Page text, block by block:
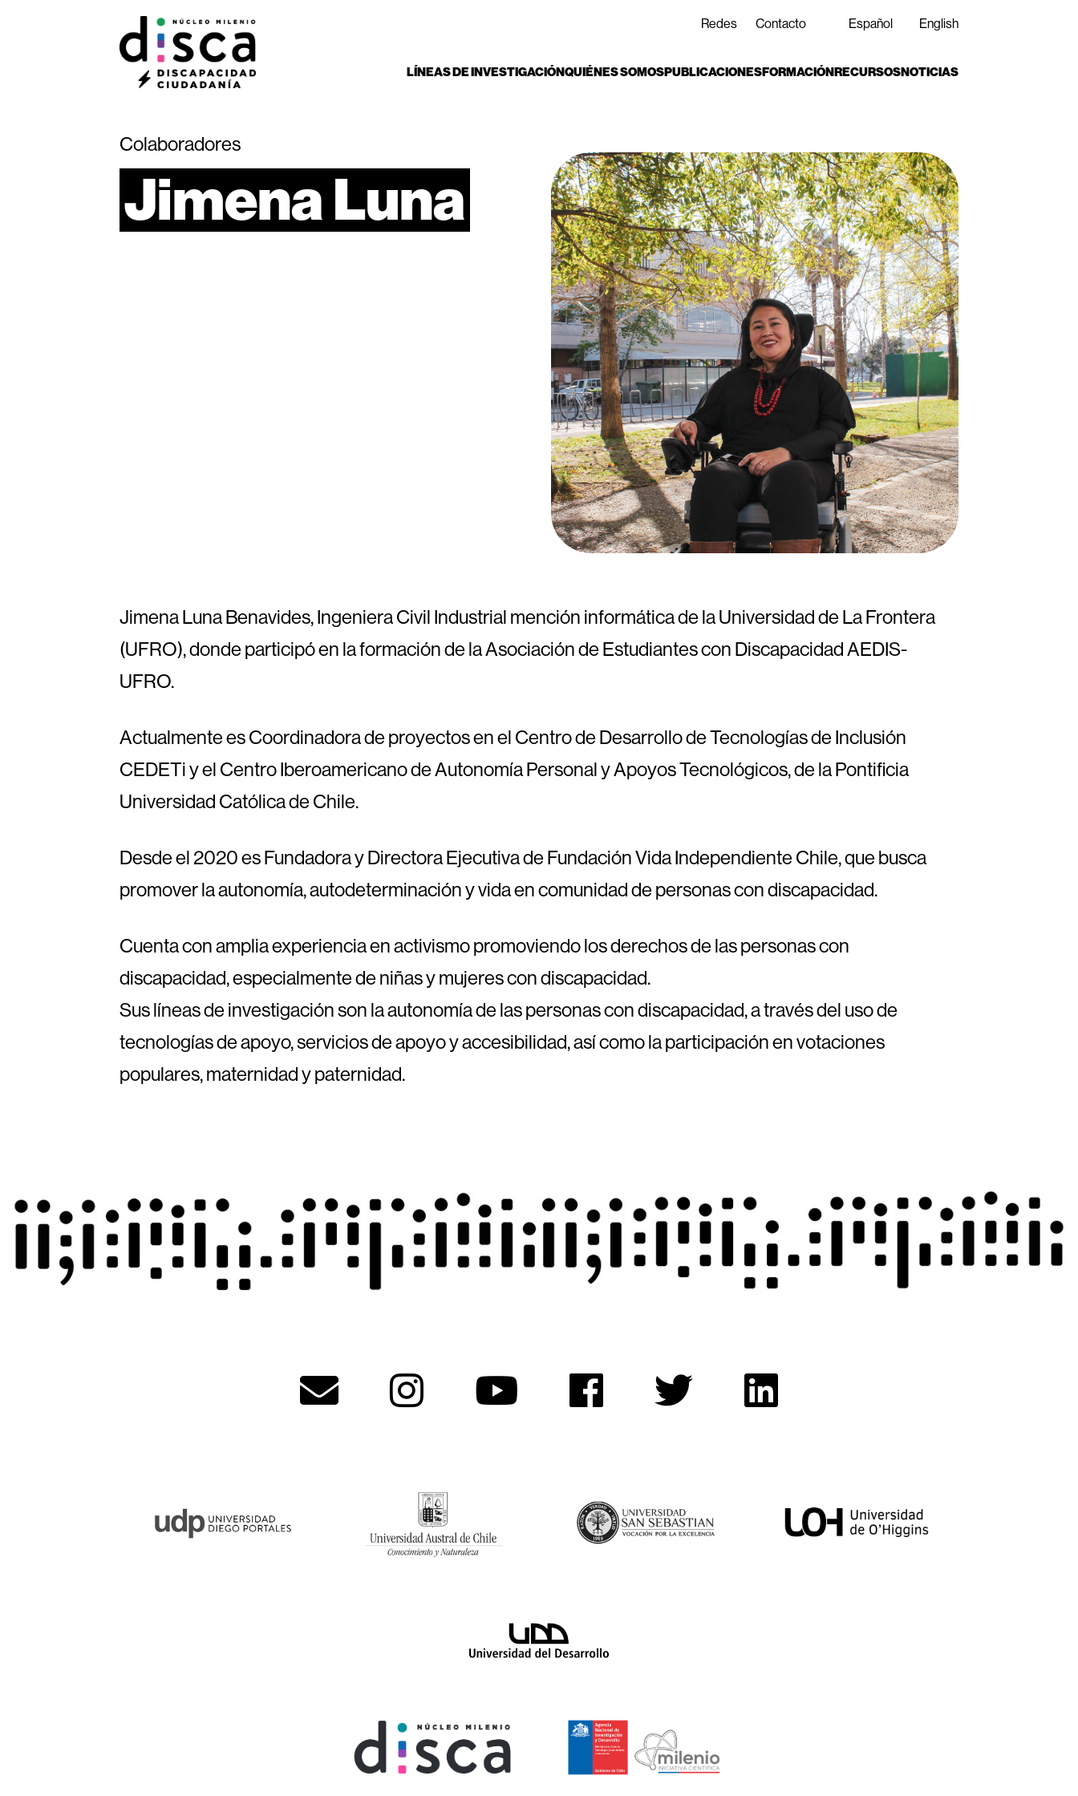
Redes Contacto Español English
LÍNEAS DE INVESTIGACIÓNQUIÉNES SOMOSPUBLICACIONESFORMACIÓNRECURSOSNOTICIAS
Colaboradores
JimenaLuna
Jimena Luna Benavides, Ingeniera Civil Industrial mención informática de la Universidad de La Frontera
(UFRO), donde participó en la formación de la Asociación de Estudiantes con Discapacidad AEDIS-
UFRO.
Actualmente es Coordinadora de proyectos en el Centro de Desarrollo de Tecnologías de Inclusión
CEDETi y el Centro Iberoamericano de Autonomía Personal y Apoyos Tecnológicos, de la Pontificia
Universidad Católica de Chile.
Desde el 2020 es Fundadora y Directora Ejecutiva de Fundación Vida Independiente Chile, que busca
promover la autonomía, autodeterminación y vida en comunidad de personas con discapacidad.
Cuenta con amplia experiencia en activismo promoviendo los derechos de las personas con
discapacidad, especialmente de niñas y mujeres con discapacidad.
Sus líneas de investigación son la autonomía de las personas con discapacidad, a través del uso de
tecnologías de apoyo, servicios de apoyo y accesibilidad, así como la participación en votaciones
populares, maternidad y paternidad.